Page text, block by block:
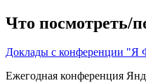
Что посмотреть/
Доклады с конференции "Я
Ежегодная конференция